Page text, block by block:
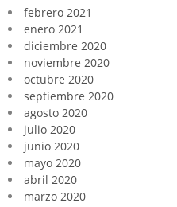
febrero 2021
enero 2021
diciembre 2020
noviembre 2020
octubre 2020
septiembre 2020
agosto 2020
julio 2020
junio 2020
mayo 2020
abril 2020
marzo 2020